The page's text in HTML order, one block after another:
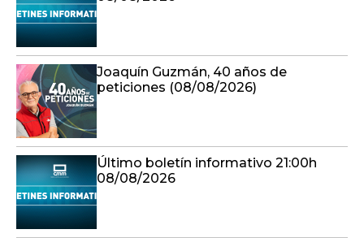
Joaquín Guzmán, 40 años de
peticiones (08/08/2026)
Último boletín informativo 21:00h
08/08/2026